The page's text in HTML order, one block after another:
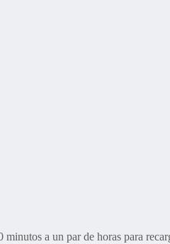
a un par de horas para